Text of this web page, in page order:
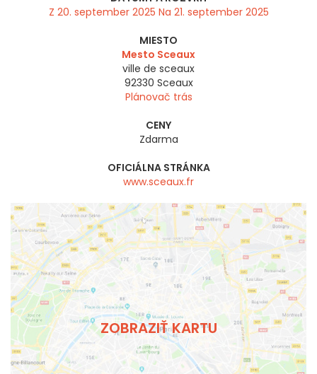
Z 20. september 2025 Na 21. september 2025
MIESTO
Mesto Sceaux
ville de sceaux
92330 Sceaux
Plánovač trás
CENY
Zdarma
OFICIÁLNA STRÁNKA
www.sceaux.fr
ZOBRAZIŤ KARTU